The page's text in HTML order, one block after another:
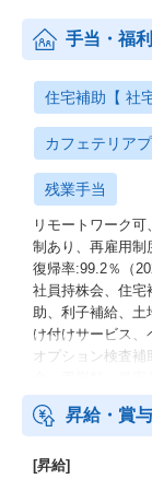
手当・福
住宅補助【 社宅
カフェテリア
残業手当
リモートワーク
制あり、再雇用制
復帰率:99.2％（
社員持株会、住宅
助、利子補給、土
け付けサービス、
オプション検査
金、確定拠出年金
昇給・賞与
[昇給]